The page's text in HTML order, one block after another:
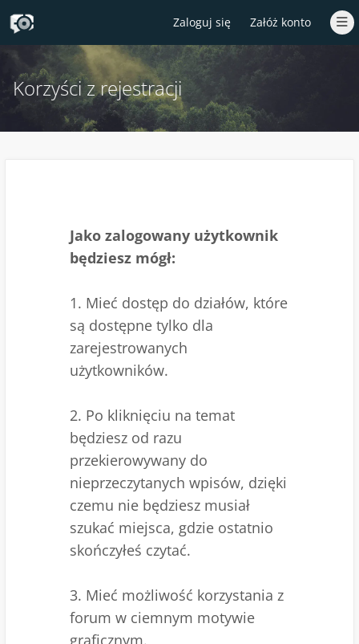
Zaloguj się Załóż konto
Korzyści z rejestracji
Jako zalogowany użytkownik
będziesz mógł:
1. Mieć dostęp do działów, które
są dostępne tylko dla
zarejestrowanych
użytkowników.
2. Po kliknięciu na temat
będziesz od razu
przekierowywany do
nieprzeczytanych wpisów, dzięki
czemu nie będziesz musiał
szukać miejsca, gdzie ostatnio
skończyłeś czytać.
3. Mieć możliwość korzystania z
forum w ciemnym motywie
graficznym.